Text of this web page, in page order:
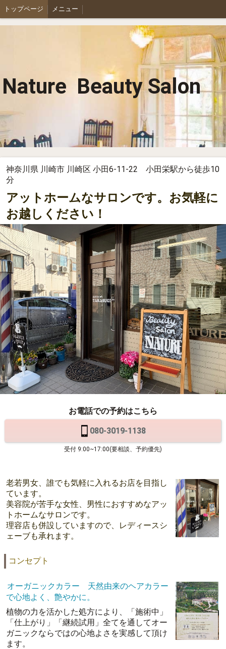
トップページ メニュー
Nature Beauty Salon
神奈川県 川崎市 川崎区 小田6-11-22 小田栄駅から徒歩10
分
アットホームなサロンです。お気軽に
お越しください！
お電話での予約はこちら
080-3019-1138
受付 9:00~17:00(要相談、予約優先)
老若男女、誰でも気軽に入れるお店を目指し
ています。
美容院が苦手な女性、男性におすすめなアッ
トホームなサロンです。
理容店も併設していますので、レディースシ
ェーブも承れます。
コンセプト
オーガニックカラー 天然由来のヘアカラー
で心地よく、艶やかに。
植物の力を活かした処方により、「施術中」
「仕上がり」「継続試用」全てを通してオー
ガニックならではの心地よさを実感して頂け
ます。